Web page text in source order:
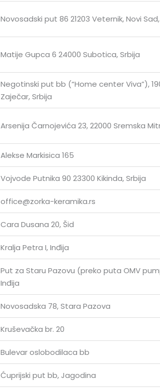
Novosadski put 86 21203 Veternik, Novi
Matije Gupca 6 24000 Subotica, Srbija
Negotinski put bb (“Home center Viva”),
Zaječar, Srbija
Arsenija Čarnojevića 23, 22000 Sremska
Alekse Markisica 165
Vojvode Putnika 90 23300 Kikinda, Srbija
office@zorka-keramika.rs
Cara Dusana 20, Šid
Kralja Petra I, Inđija
Put za Staru Pazovu (preko puta OMV
Inđija
Novosadska 78, Stara Pazova
Kruševačka br. 20
Bulevar oslobodilaca bb
Ćuprijski put bb, Jagodina